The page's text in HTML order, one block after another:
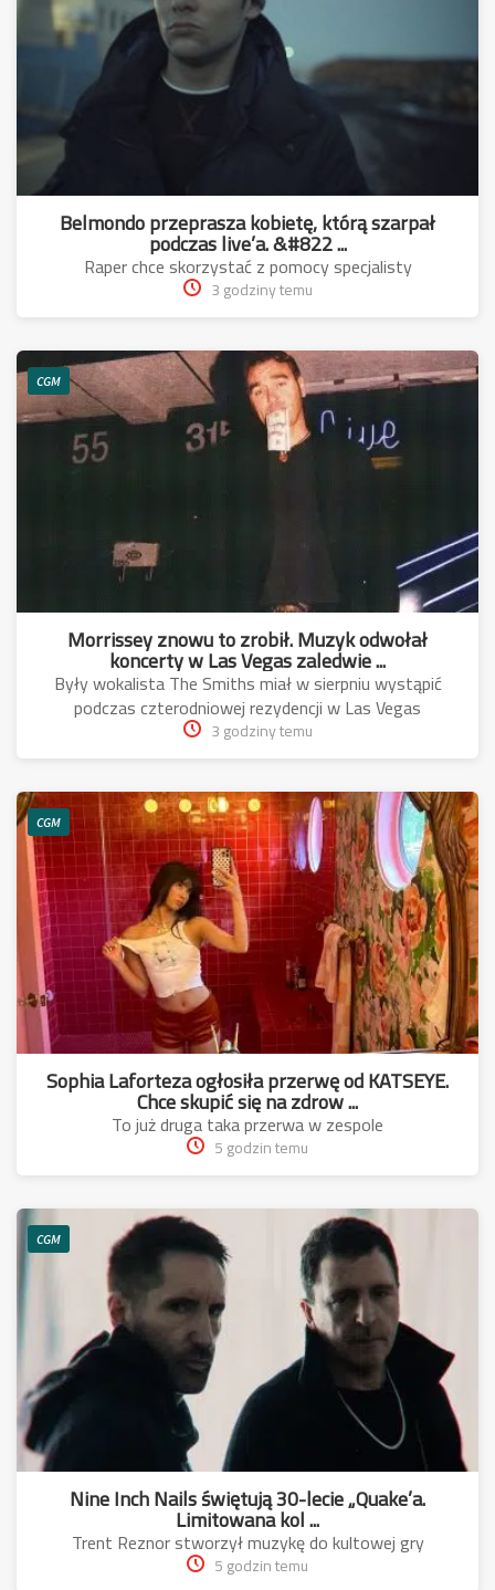
Belmondo przeprasza kobietę, którą szarpał
podczas live’a. &#822 ...
Raper chce skorzystać z pomocy specjalisty
3 godziny temu
CGM
Morrissey znowu to zrobił. Muzyk odwołał
koncerty w Las Vegas zaledwie ...
Były wokalista The Smiths miał w sierpniu wystąpić
podczas czterodniowej rezydencji w Las Vegas
3 godziny temu
CGM
Sophia Laforteza ogłosiła przerwę od KATSEYE.
Chce skupić się na zdrow ...
To już druga taka przerwa w zespole
5 godzin temu
CGM
Nine Inch Nails świętują 30-lecie „Quake’a.
Limitowana kol ...
Trent Reznor stworzył muzykę do kultowej gry
5 godzin temu